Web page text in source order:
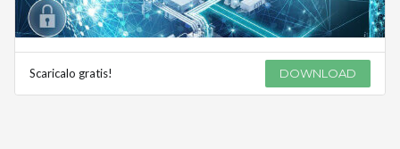
Scaricalo gratis! DOWNLOAD